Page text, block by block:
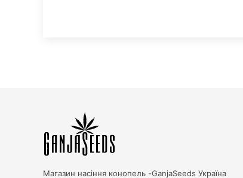
Магазин насіння конопель -GanjaSeeds Україна